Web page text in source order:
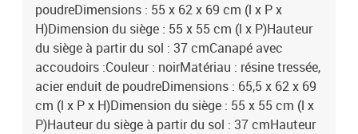
poudreDimensions : 55 x 62 x 69 cm (l x P x
H)Dimension du siège : 55 x 55 cm (l x P)Hauteur
du siège à partir du sol : 37 cmCanapé avec
accoudoirs :Couleur : noirMatériau : résine tressée,
acier enduit de poudreDimensions : 65,5 x 62 x 69
cm (l x P x H)Dimension du siège : 55 x 55 cm (l x
P)Hauteur du siège à partir du sol : 37 cmHauteur